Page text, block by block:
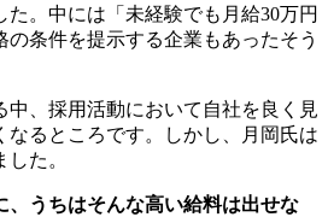
。中には「未経験でも月給30万円
の条件を提示する企業もあったそう
中、採用活動において自社を良く見
なるところです。しかし、月岡氏は
た。
、うちはそんな高い給料は出せな